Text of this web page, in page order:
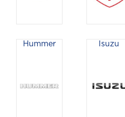
Hummer Isuzu